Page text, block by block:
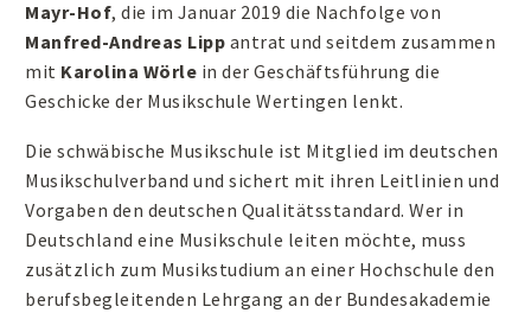
Mayr-Hof, die im Januar 2019 die Nachfolge von
Manfred-Andreas Lipp antrat und seitdem zusammen
mit Karolina Wörle in der Geschäftsführung die
Geschicke der Musikschule Wertingen lenkt.
Die schwäbische Musikschule ist Mitglied im deutschen
Musikschulverband und sichert mit ihren Leitlinien und
Vorgaben den deutschen Qualitätsstandard. Wer in
Deutschland eine Musikschule leiten möchte, muss
zusätzlich zum Musikstudium an einer Hochschule den
berufsbegleitenden Lehrgang an der Bundesakademie